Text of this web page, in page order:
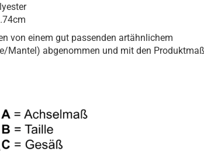
von einem gut passenden artähnlichem
Mantel) abgenommen und mit den